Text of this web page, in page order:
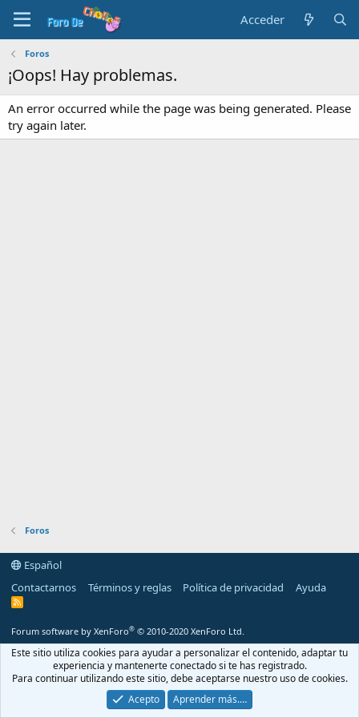
Acceder
Foros
¡Oops! Hay problemas.
An error occurred while the page was being generated. Please
try again later.
Foros
Español
Contactarnos
Términos y reglas Política de privacidad Ayuda
R
Forum software by XenForo® © 2010-2020 XenForo Ltd.
Este sitio utiliza cookies para ayudar a personalizar el contenido, adaptar tu
experiencia y mantenerte conectado si te has registrado.
Para continuar utilizando este sitio, debe aceptarse nuestro uso de cookies.
Acepto
Aprender más.…